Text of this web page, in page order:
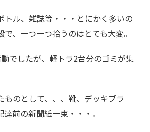
トル、雑誌等・・・とにかく多いの
、一つ一つ拾うのはとても大変。
でしたが、軽トラ2台分のゴミが集
ものとして、、、靴、デッキブラ
前の新聞紙一束・・・。